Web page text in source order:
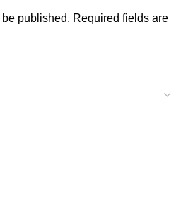
published. Required fields are